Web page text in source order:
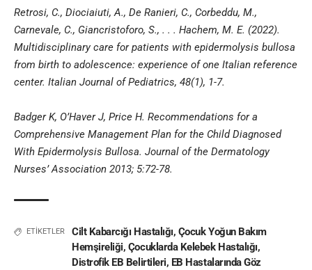
Retrosi, C., Diociaiuti, A., De Ranieri, C., Corbeddu, M.,
Carnevale, C., Giancristoforo, S., . . . Hachem, M. E. (2022).
Multidisciplinary care for patients with epidermolysis bullosa
from birth to adolescence: experience of one Italian reference
center. Italian Journal of Pediatrics, 48(1), 1-7.
Badger K, O’Haver J, Price H. Recommendations for a
Comprehensive Management Plan for the Child Diagnosed
With Epidermolysis Bullosa. Journal of the Dermatology
Nurses’ Association 2013; 5:72-78.
ETİKETLER Cilt Kabarcığı Hastalığı, Çocuk Yoğun Bakım
Hemşireliği, Çocuklarda Kelebek Hastalığı,
Distrofik EB Belirtileri, EB Hastalarında Göz